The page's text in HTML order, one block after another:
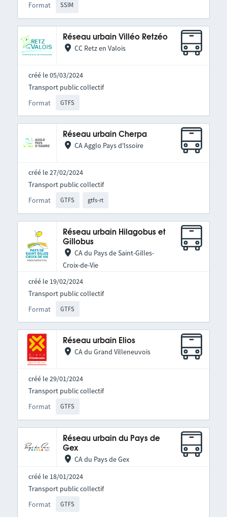
Format SSIM
Réseau urbain Villéo Retzéo
CC Retz en Valois
créé le 05/03/2024
Format GTFS
Transport public collectif
Réseau urbain Cherpa
CA Agglo Pays d'Issoire
créé le 27/02/2024
Format GTFS gtfs-rt
Transport public collectif
Réseau urbain Hilagobus et
Gillobus
CA du Pays de Saint-Gilles-
Croix-de-Vie
créé le 19/02/2024
Format GTFS
Transport public collectif
Réseau urbain Elios
CA du Grand Villeneuvois
créé le 29/01/2024
Format GTFS
Transport public collectif
Réseau urbain du Pays de
Gex
CA du Pays de Gex
créé le 18/01/2024
Format GTFS
Transport public collectif